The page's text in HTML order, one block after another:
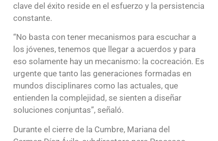
clave del éxito reside en el esfuerzo y la persistencia
constante.
“No basta con tener mecanismos para escuchar a
los jóvenes, tenemos que llegar a acuerdos y para
eso solamente hay un mecanismo: la cocreación. Es
urgente que tanto las generaciones formadas en
mundos disciplinares como las actuales, que
entienden la complejidad, se sienten a diseñar
soluciones conjuntas”, señaló.
Durante el cierre de la Cumbre, Mariana del